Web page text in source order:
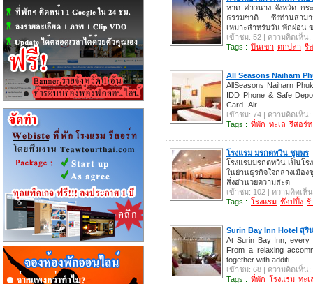
หาด อ่าวนาง จังหวัด กร
ธรรมชาติ ซึ่งท่านสามา
เหมาะสำหรับวัน พักผ่อน
เข้าชม: 52 | ความคิดเห็น:
Tags : ปีนเขา ตกปลา รี
All Seasons Naiharn
AllSeasons Naiharn
IDD Phone & Safe
Card -Air-
เข้าชม: 74 | ความคิดเห็น:
Tags : ที่พัก ทะเล รีสอร์ท
โรงแรม มรกตทวิน ชุมพร
โรงแรมมรกตทวิน เป็นโร
ในย่านธุรกิจใจกลางเมือ
สิ่งอำนวยความสะด
เข้าชม: 102 | ความคิดเห็
Tags : โรงแรม ช๊อปปิ้ง ร้
Surin Bay Inn Hotel สุริ
At Surin Bay Inn, every
From a relaxing
together with additi
เข้าชม: 68 | ความคิดเห็น:
Tags : ที่พัก โรงแรม ทะเ